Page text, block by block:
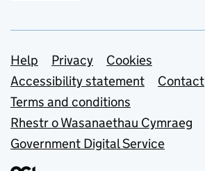
Support links
Help Privacy
Cookies
Accessibility statement
Contact
Terms and conditions
Rhestr o Wasanaethau Cymraeg
Government Digital Service